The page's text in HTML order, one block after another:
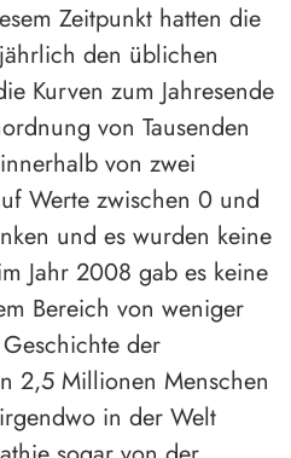
Zeitpunkt hatten die
den üblichen
Kurven zum Jahresende
von Tausenden
von zwei
Werte zwischen 0 und
und es wurden keine
Jahr 2008 gab es keine
Bereich von weniger
der
2,5 Millionen Menschen
in der Welt